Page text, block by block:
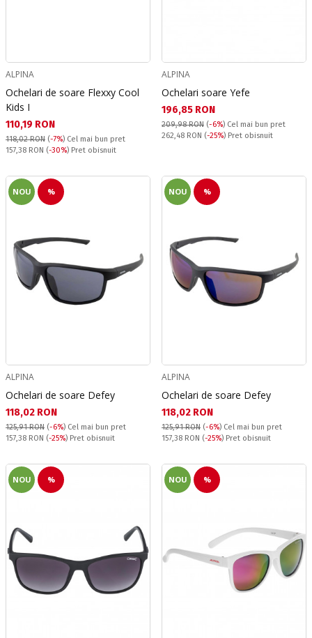
ALPINA
Ochelari de soare Flexxy Cool
Kids I
Текуща цена:
110,19 RON
118,02 RON (-7%) Cel mai bun pret
Pret obisnuit:
157,38 RON (-30%) Pret obisnuit
ALPINA
Ochelari soare Yefe
Текуща цена:
196,85 RON
209,98 RON (-6%) Cel mai bun pret
Pret obisnuit:
262,48 RON (-25%) Pret obisnuit
NOU %
ALPINA
Ochelari de soare Defey
Текуща цена:
118,02 RON
125,91 RON (-6%) Cel mai bun pret
Pret obisnuit:
157,38 RON (-25%) Pret obisnuit
NOU %
ALPINA
Ochelari de soare Defey
Текуща цена:
118,02 RON
125,91 RON (-6%) Cel mai bun pret
Pret obisnuit:
157,38 RON (-25%) Pret obisnuit
NOU % NOU %